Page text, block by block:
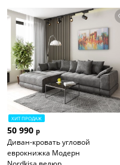
ХИТ ПРОДАЖ
50 990 р
Диван-кровать угловой
еврокнижка Модерн